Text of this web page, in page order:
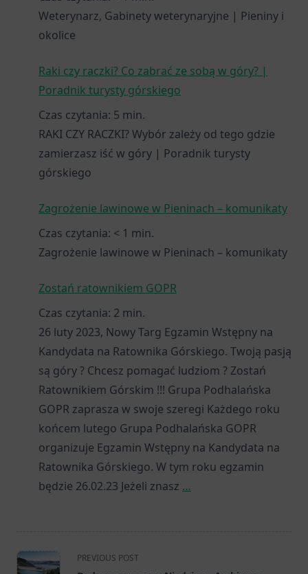
Weterynarz, Gabinety weterynaryjne | Pieniny i
okolice
Raki czy raczki? Co zabrać ze sobą w góry? |
Poradnik turysty górskiego
Czas czytania: 5 min.
RAKI CZY RACZKI? Wybór zależy od tego gdzie
zamierzasz iść w góry | Poradnik turysty
górskiego
Zagrożenie lawinowe w Pieninach – komunikaty
Czas czytania: < 1 min.
Zagrożenie lawinowe w Pieninach – komunikaty
Zostań ratownikiem GOPR
Czas czytania: 2 min.
26 luty 2023, Nowy Targ Egzamin Wstępny na
Kandydata na Ratownika Górskiego. Twoją pasją
są góry ? Chcesz pomagać ludziom ? Zostań
Ratownikiem Górskim !!! Grupa Podhalańska
GOPR zaprasza w swoje szeregi Każdego roku
końcem lutego Grupa Podhalańska GOPR
organizuje Egzamin Wstępny na Kandydata na
Ratownika Górskiego. W tym roku egzamin
będzie 26.02.23 Jeżeli znasz …
<span
PREVIOUS POST